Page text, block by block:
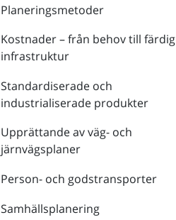
Planeringsmetoder
Kostnader – från behov till färdig
infrastruktur
Standardiserade och
industrialiserade produkter
Upprättande av väg- och
järnvägsplaner
Person- och godstransporter
Samhällsplanering